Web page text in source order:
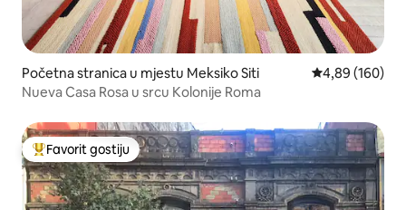
Početna stranica u mjestu Meksiko Siti prosječna
4,89 (160)
Nueva Casa Rosa u srcu Kolonije Roma
Glavni favorit gostiju
Favorit gostiju